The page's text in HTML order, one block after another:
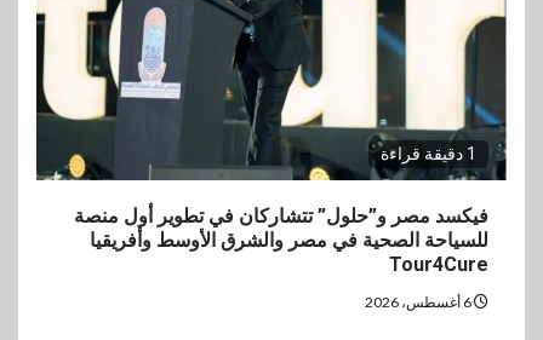
1 دقيقة قراءة
فيكسد مصر و”حلول” تتشاركان في تطوير أول منصة
للسياحة الصحية في مصر والشرق الأوسط وأفريقيا
Tour4Cure